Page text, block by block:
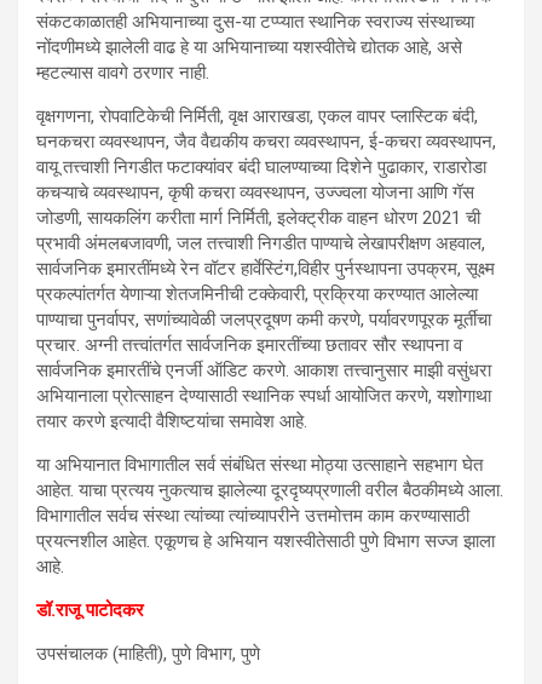
संकटकाळातही अभियानाच्या दुस-या टप्प्यात स्थानिक स्वराज्य संस्थाच्या
नोंदणीमध्ये झालेली वाढ हे या अभियानाच्या यशस्वीतेचे द्योतक आहे, असे
म्हटल्यास वावगे ठरणार नाही.
वृक्षगणना, रोपवाटिकेची निर्मिती, वृक्ष आराखडा, एकल वापर प्लास्टिक बंदी,
घनकचरा व्यवस्थापन, जैव वैद्यकीय कचरा व्यवस्थापन, ई-कचरा व्यवस्थापन,
वायू तत्त्वाशी निगडीत फटाक्यांवर बंदी घालण्याच्या दिशेने पुढाकार, राडारोडा
कचऱ्याचे व्यवस्थापन, कृषी कचरा व्यवस्थापन, उज्ज्वला योजना आणि गॅस
जोडणी, सायकलिंग करीता मार्ग निर्मिती, इलेक्ट्रीक वाहन धोरण 2021 ची
प्रभावी अंमलबजावणी, जल तत्त्वाशी निगडीत पाण्याचे लेखापरीक्षण अहवाल,
सार्वजनिक इमारतींमध्ये रेन वॉटर हार्वेस्टिंग,विहीर पुर्नस्थापना उपक्रम, सूक्ष्म
प्रकल्पांतर्गत येणाऱ्या शेतजमिनीची टक्केवारी, प्रक्रिया करण्यात आलेल्या
पाण्याचा पुनर्वापर, सणांच्यावेळी जलप्रदूषण कमी करणे, पर्यावरणपूरक मूर्तीचा
प्रचार. अग्नी तत्त्वांतर्गत सार्वजनिक इमारतींच्या छतावर सौर स्‍थापना व
सार्वजनिक इमारतींचे एनर्जी ऑडिट करणे. आकाश तत्त्वानुसार माझी वसुंधरा
अभियानाला प्रोत्साहन देण्यासाठी स्थानिक स्पर्धा आयोजित करणे, यशोगाथा
तयार करणे इत्यादी वैशिष्टयांचा समावेश आहे.
या अभियानात विभागातील सर्व संबंधित संस्था मोठ्या उत्साहाने सहभाग घेत
आहेत. याचा प्रत्यय नुकत्याच झालेल्या दूरदृष्यप्रणाली वरील बैठकीमध्ये आला.
विभागातील सर्वच संस्था त्यांच्या त्यांच्यापरीने उत्तमोत्तम काम करण्यासाठी
प्रयत्नशील आहेत. एकूणच हे अभियान यशस्वीतेसाठी पुणे विभाग सज्ज झाला
आहे.
डॉ.राजू पाटोदकर
उपसंचालक (माहिती), पुणे विभाग, पुणे